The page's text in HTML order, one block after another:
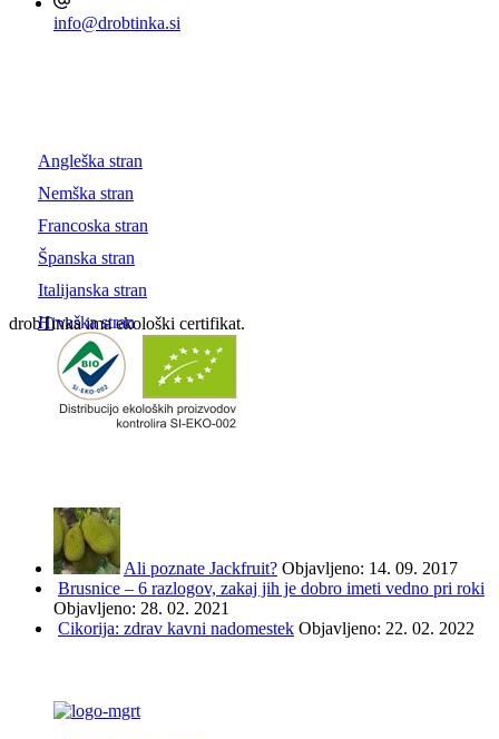
info@drobtinka.si
Angleška stran
Nemška stran
Francoska stran
Španska stran
Italijanska stran
Hrvaška stran
drobTinka ima ekološki certifikat.
Ali poznate Jackfruit? Objavljeno: 14. 09. 2017
Brusnice – 6 razlogov, zakaj jih je dobro imeti vedno pri roki
Objavljeno: 28. 02. 2021
Cikorija: zdrav kavni nadomestek Objavljeno: 22. 02. 2022